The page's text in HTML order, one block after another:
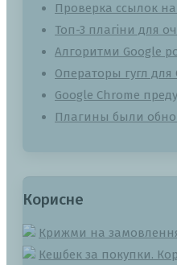
Проверка ссылок
Топ-3 плагіни для
Алгоритми Google
Операторы гугл
Google Chrome
Плагины были
Корисне
Крижми на
Кешбек за покупки.